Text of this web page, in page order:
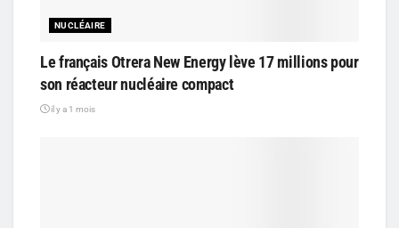
NUCLÉAIRE
Le français Otrera New Energy lève 17 millions pour
son réacteur nucléaire compact
il y a 1 mois